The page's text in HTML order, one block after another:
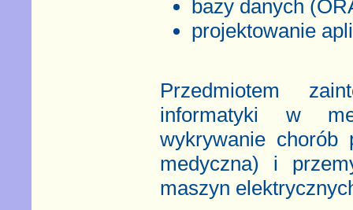
bazy danych
projektowanie
Przedmiotem
informatyki w
wykrywanie chorób
medyczna) i
maszyn